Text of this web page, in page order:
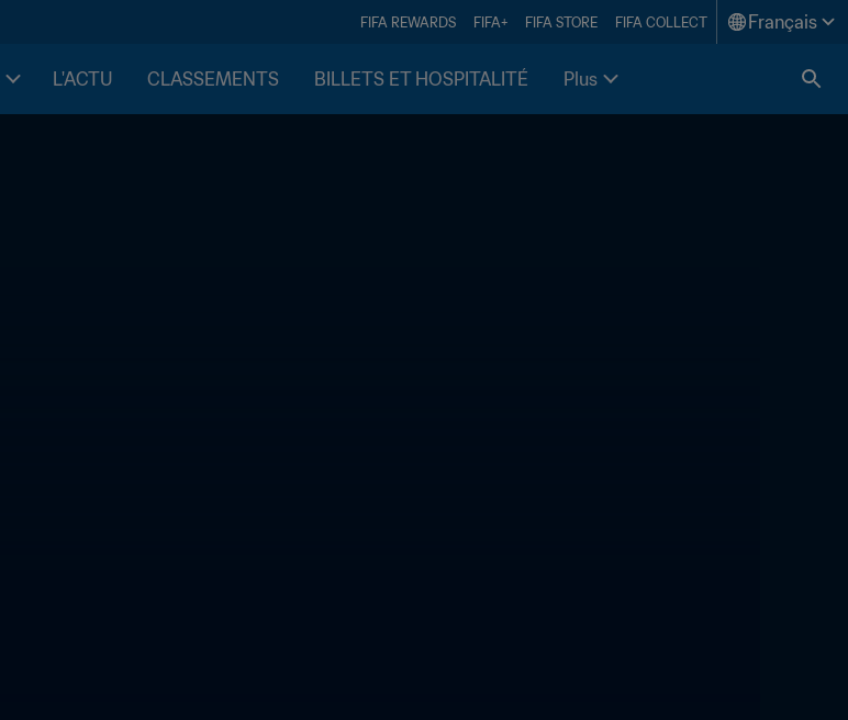
FIFA REWARDS FIFA+ FIFA STORE FIFA COLLECT Français
L'ACTU CLASSEMENTS BILLETS ET HOSPITALITÉ Plus